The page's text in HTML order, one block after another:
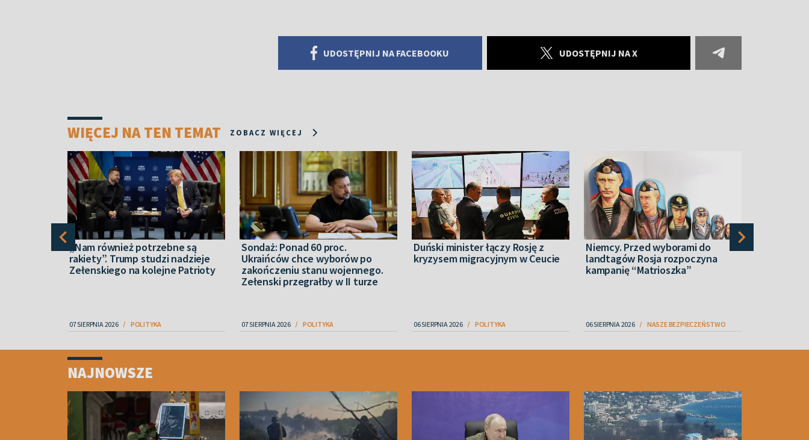
UDOSTĘPNIJ NA FACEBOOKU UDOSTĘPNIJ NA X
WIĘCEJ NA TEN TEMAT ZOBACZ WIĘCEJ
„Nam również potrzebne są
rakiety”. Trump studzi nadzieje
Zełenskiego na kolejne Patrioty
07 SIERPNIA 2026 POLITYKA
Sondaż: Ponad 60 proc.
Ukraińców chce wyborów po
zakończeniu stanu wojennego.
Zełenski przegrałby w II turze
07 SIERPNIA 2026 POLITYKA
Duński minister łączy Rosję z
kryzysem migracyjnym w Ceucie
06 SIERPNIA 2026 POLITYKA
Niemcy. Przed wyborami do
landtagów Rosja rozpoczyna
kampanię “Matrioszka”
06 SIERPNIA 2026 NASZE BEZPIECZEŃSTWO
NAJNOWSZE